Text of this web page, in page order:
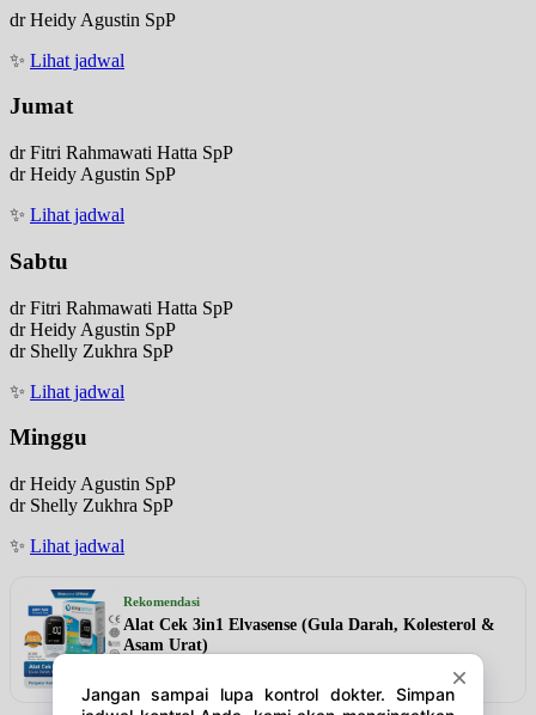
dr Heidy Agustin SpP
✨ Lihat jadwal
Jumat
dr Fitri Rahmawati Hatta SpP
dr Heidy Agustin SpP
✨ Lihat jadwal
Sabtu
dr Fitri Rahmawati Hatta SpP
dr Heidy Agustin SpP
dr Shelly Zukhra SpP
✨ Lihat jadwal
Minggu
dr Heidy Agustin SpP
dr Shelly Zukhra SpP
✨ Lihat jadwal
Rekomendasi
Alat Cek 3in1 Elvasense (Gula Darah, Kolesterol &
Asam Urat)